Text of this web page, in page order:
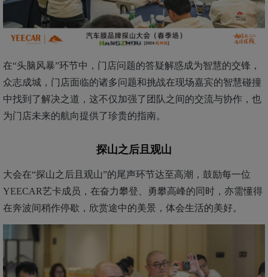
在“头脑风暴”环节中，门店问题的答疑解惑成为智慧的交锋，
众志成城，门店面临的诸多问题和挑战在现场嘉宾的智慧碰撞
中找到了解决之道，这不仅加强了团队之间的交流与协作，也
为门店未来的航向提供了珍贵的指南。
探山之后且观山
大会在“探山之后且观山”的尾声环节达至高潮，鼓励每一位
YEECAR艺卡成员，在奋力攀登、勇攀高峰的同时，亦需懂得
在奔波间稍作停歇，欣赏途中的美景，体会生活的美好。